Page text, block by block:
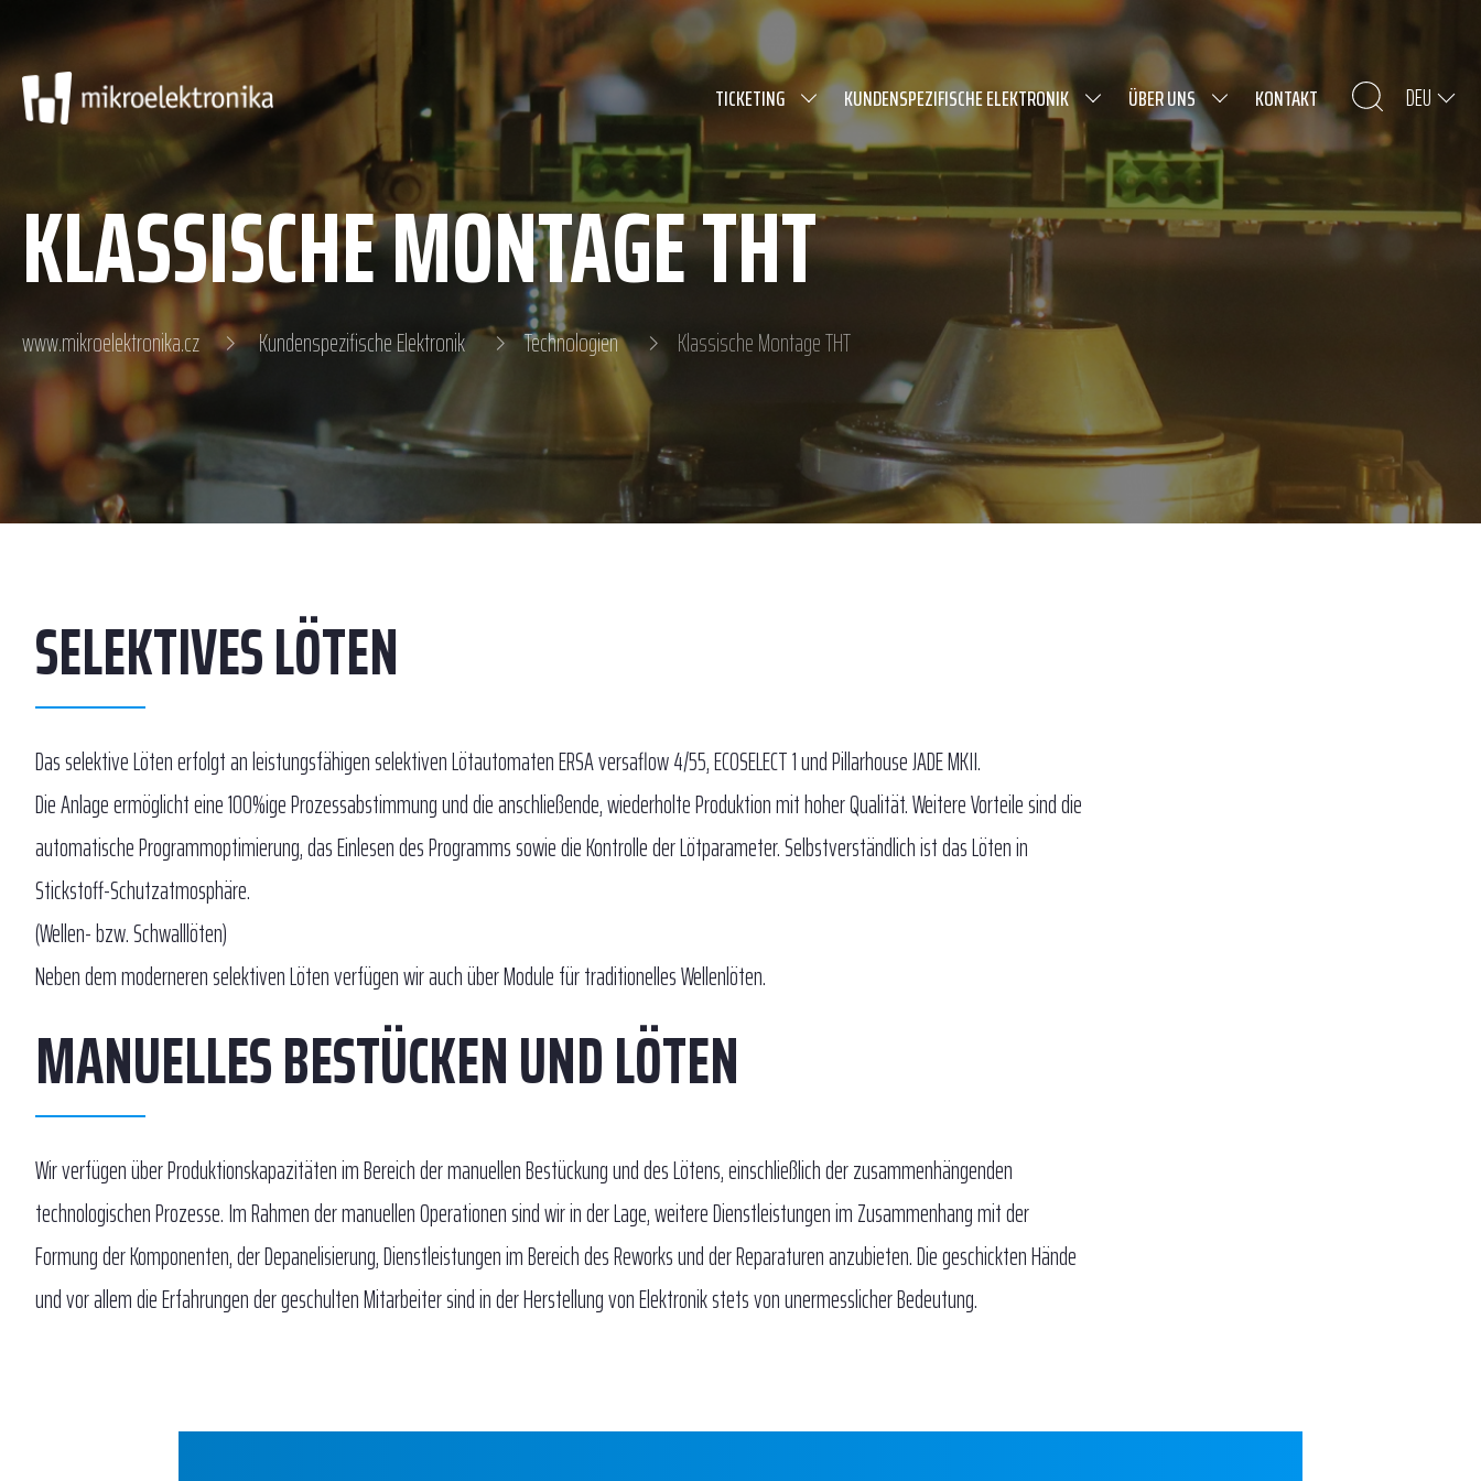
TICKETING KUNDENSPEZIFISCHE ELEKTRONIK ÜBER UNS KONTAKT DEU
KLASSISCHE MONTAGE THT
www.mikroelektronika.cz Kundenspezifische Elektronik Technologien Klassische Montage THT
SELEKTIVES LÖTEN
Das selektive Löten erfolgt an leistungsfähigen selektiven Lötautomaten ERSA versaflow 4/55, ECOSELECT 1 und Pillarhouse JADE MKII.
Die Anlage ermöglicht eine 100%ige Prozessabstimmung und die anschließende, wiederholte Produktion mit hoher Qualität. Weitere Vorteile sind die
automatische Programmoptimierung, das Einlesen des Programms sowie die Kontrolle der Lötparameter. Selbstverständlich ist das Löten in
Stickstoff-Schutzatmosphäre.
(Wellen- bzw. Schwalllöten)
Neben dem moderneren selektiven Löten verfügen wir auch über Module für traditionelles Wellenlöten.
MANUELLES BESTÜCKEN UND LÖTEN
Wir verfügen über Produktionskapazitäten im Bereich der manuellen Bestückung und des Lötens, einschließlich der zusammenhängenden
technologischen Prozesse. Im Rahmen der manuellen Operationen sind wir in der Lage, weitere Dienstleistungen im Zusammenhang mit der
Formung der Komponenten, der Depanelisierung, Dienstleistungen im Bereich des Reworks und der Reparaturen anzubieten. Die geschickten Hände
und vor allem die Erfahrungen der geschulten Mitarbeiter sind in der Herstellung von Elektronik stets von unermesslicher Bedeutung.